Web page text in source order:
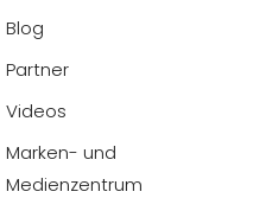
Blog
Partner
Videos
Marken- und
Medienzentrum